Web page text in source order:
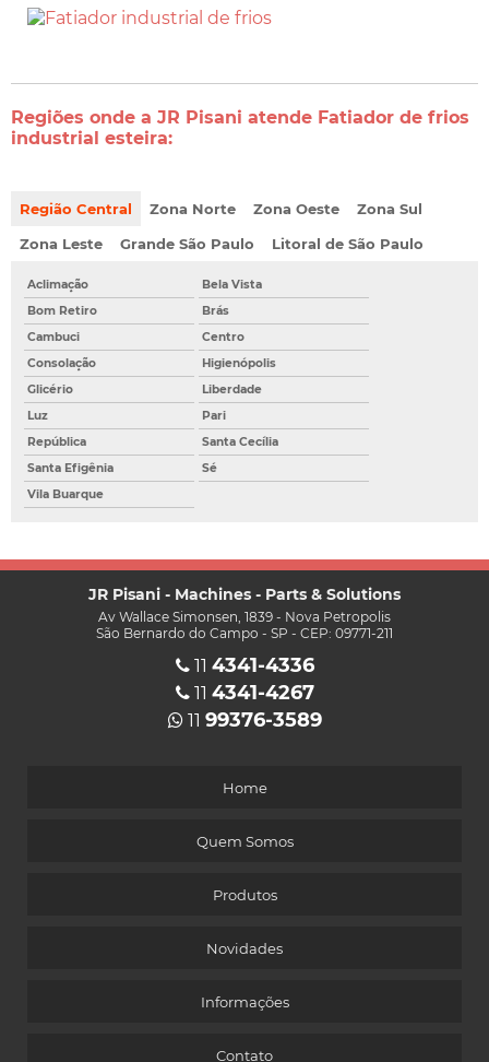
Regiões onde a JR Pisani atende Fatiador de frios
industrial esteira:
Região Central Zona Norte Zona Oeste
Zona Sul
Zona Leste
Grande São Paulo Litoral de São Paulo
Aclimação
Bela Vista
Bom Retiro
Brás
Cambuci
Centro
Consolação
Higienópolis
Glicério
Liberdade
Luz
Pari
República
Santa Cecília
Santa Efigênia
Sé
Vila Buarque
JR Pisani - Machines - Parts & Solutions
Av Wallace Simonsen, 1839 - Nova Petropolis
São Bernardo do Campo - SP - CEP: 09771-211
11 4341-4336
11 4341-4267
11 99376-3589
Home
Quem Somos
Produtos
Novidades
Informações
Contato